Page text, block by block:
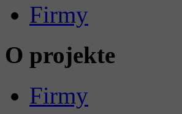
Firmy
O projekte
Firmy